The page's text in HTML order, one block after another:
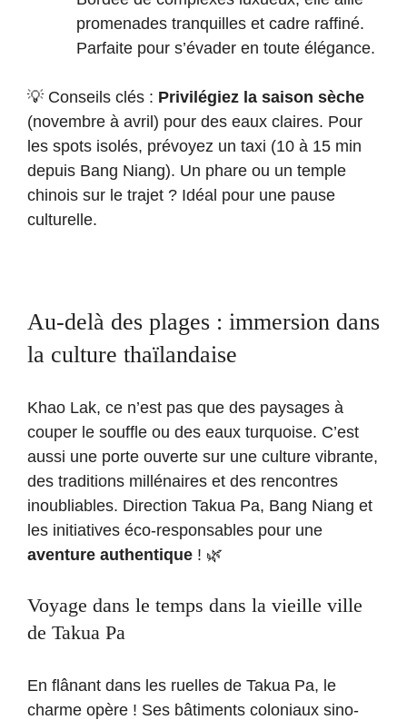
promenades tranquilles et cadre raffiné.
Parfaite pour s’évader en toute élégance.
💡 Conseils clés : Privilégiez la saison sèche
(novembre à avril) pour des eaux claires. Pour
les spots isolés, prévoyez un taxi (10 à 15 min
depuis Bang Niang). Un phare ou un temple
chinois sur le trajet ? Idéal pour une pause
culturelle.
Au-delà des plages : immersion dans
la culture thaïlandaise
Khao Lak, ce n’est pas que des paysages à
couper le souffle ou des eaux turquoise. C’est
aussi une porte ouverte sur une culture vibrante,
des traditions millénaires et des rencontres
inoubliables. Direction Takua Pa, Bang Niang et
les initiatives éco-responsables pour une
aventure authentique ! 🌿
Voyage dans le temps dans la vieille ville
de Takua Pa
En flânant dans les ruelles de Takua Pa, le
charme opère ! Ses bâtiments coloniaux sino-